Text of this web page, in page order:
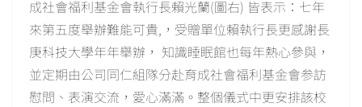
成社會福利基金會執行長賴光蘭(圖右) 皆表示：七年
來第五度舉辦難能可貴,，受贈單位賴執行長更感謝長
庚科技大學年年舉辦， 知識睡眠館也每年熱心參與，
並定期由公司同仁組隊分赴育成社會福利基金會参訪
慰問、表演交流，愛心滿滿。整個儀式中更安排該校